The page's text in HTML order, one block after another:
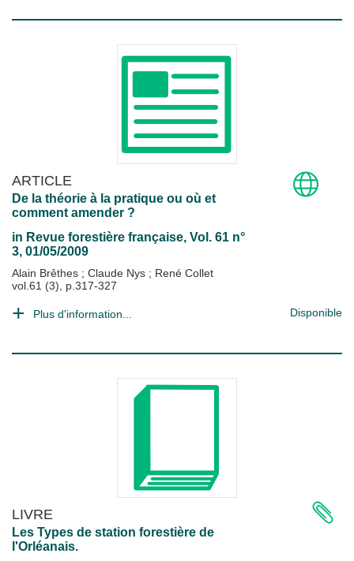
ARTICLE
De la théorie à la pratique ou où et
comment amender ?
in Revue forestière française, Vol. 61 n°
3, 01/05/2009
Alain Brêthes ; Claude Nys ; René Collet
vol.61 (3), p.317-327
Plus d'information... Disponible
LIVRE
Les Types de station forestière de
l'Orléanais.